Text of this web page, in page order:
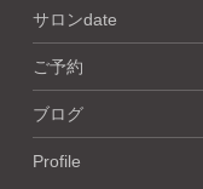
サロンdate
ご予約
ブログ
Profile